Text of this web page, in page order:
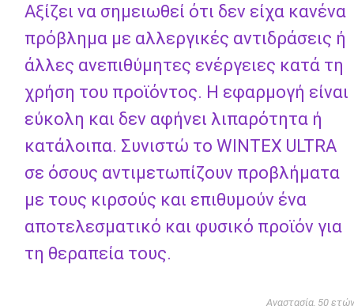
Αξίζει να σημειωθεί ότι δεν είχα κανένα
πρόβλημα με αλλεργικές αντιδράσεις ή
άλλες ανεπιθύμητες ενέργειες κατά τη
χρήση του προϊόντος. Η εφαρμογή είναι
εύκολη και δεν αφήνει λιπαρότητα ή
κατάλοιπα. Συνιστώ το WINTEX ULTRA
σε όσους αντιμετωπίζουν προβλήματα
με τους κιρσούς και επιθυμούν ένα
αποτελεσματικό και φυσικό προϊόν για
τη θεραπεία τους.
Αναστασία, 50 ετών